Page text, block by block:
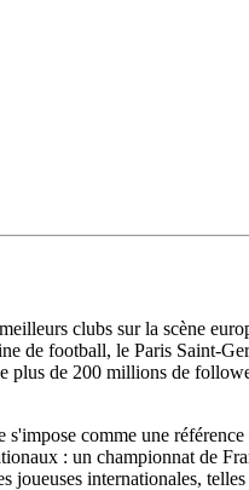
clubs sur la scène
de football, le Paris Saint-
de 200 millions de
comme une
: un championnat de
internationales,